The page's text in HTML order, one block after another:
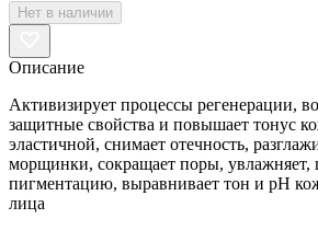
Нет в наличии
Описание
Активизирует процессы регенерации,
защитные свойства и повышает тонус
эластичной, снимает отечность,
морщинки, сокращает поры, увлажняет,
пигментацию, выравнивает тон и pH
лица